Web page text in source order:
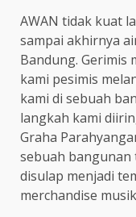
AWAN tidak kuat
sampai akhirnya
Bandung. Gerimis
kami pesimis
kami di sebuah
langkah kami
Graha
sebuah bangunan
disulap menjadi
merchandise